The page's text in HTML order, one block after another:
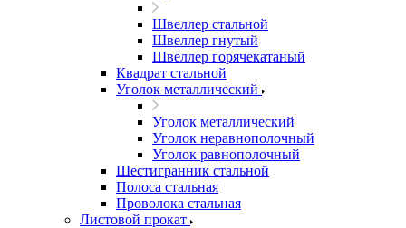
Швеллер стальной
Швеллер гнутый
Швеллер горячекатаный
Квадрат стальной
Уголок металлический
Уголок металлический
Уголок неравнополочный
Уголок равнополочный
Шестигранник стальной
Полоса стальная
Проволока стальная
Листовой прокат